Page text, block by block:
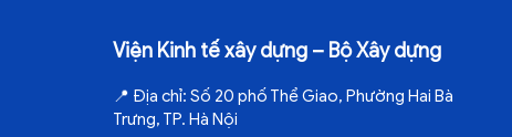
Viện Kinh tế xây dựng – Bộ Xây dựng
📍 Địa chỉ: Số 20 phố Thể Giao, Phường Hai Bà
Trưng, TP. Hà Nội